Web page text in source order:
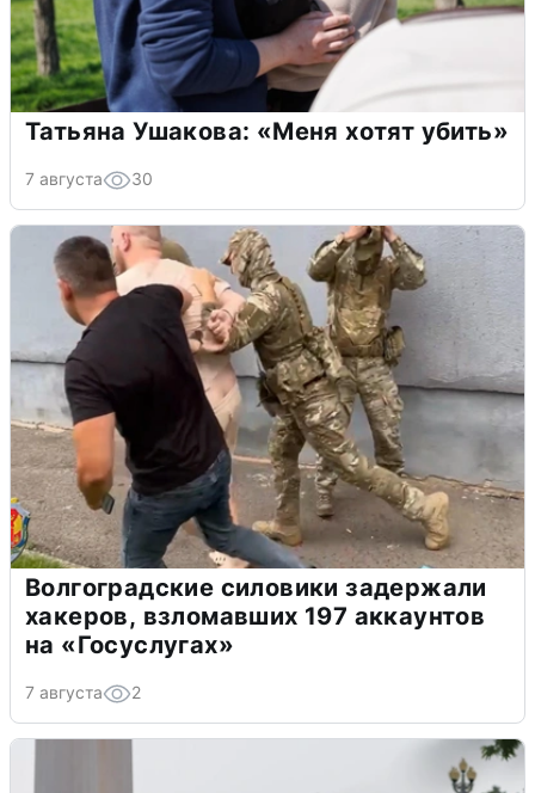
Татьяна Ушакова: «Меня хотят убить»
7 августа 30
Волгоградские силовики задержали
хакеров, взломавших 197 аккаунтов
на «Госуслугах»
7 августа 2